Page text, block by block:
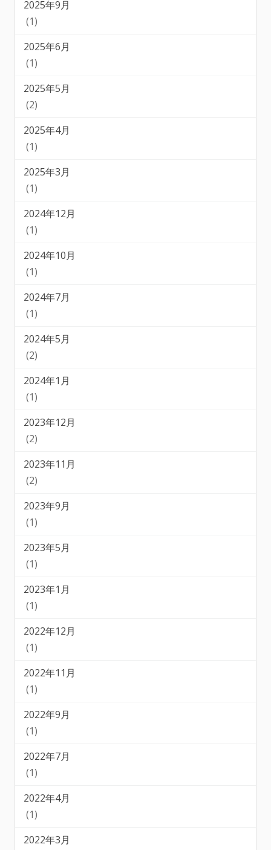
2025年9月
(1)
2025年6月
(1)
2025年5月
(2)
2025年4月
(1)
2025年3月
(1)
2024年12月
(1)
2024年10月
(1)
2024年7月
(1)
2024年5月
(2)
2024年1月
(1)
2023年12月
(2)
2023年11月
(2)
2023年9月
(1)
2023年5月
(1)
2023年1月
(1)
2022年12月
(1)
2022年11月
(1)
2022年9月
(1)
2022年7月
(1)
2022年4月
(1)
2022年3月